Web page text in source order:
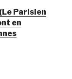
Parisien
en